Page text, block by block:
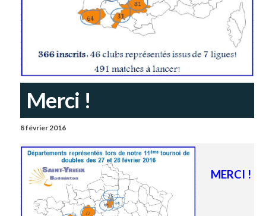
Merci !
8 février 2016
MERCI !